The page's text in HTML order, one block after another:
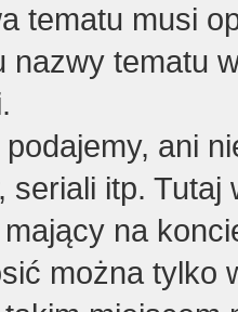
tematu musi
nazwy tematu
ani
seriali itp. Tutaj
na
można tylko